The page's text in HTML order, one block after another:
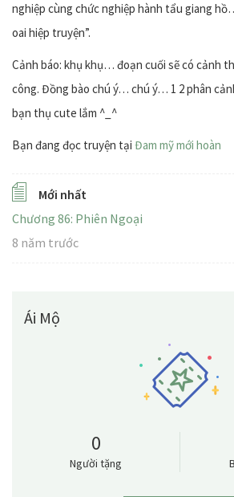
nghiệp cùng chức nghiệp hành tẩu giang
oai hiệp truyện”.
Cảnh báo: khụ khụ… đoạn cuối sẽ có cảnh
công. Đồng bào chú ý… chú ý… 1 2 phân
bạn thụ cute lắm ^_^
Bạn đang đọc truyện tại Đam mỹ mới hoàn
Mới nhất
Chương 86: Phiên Ngoại
8 năm trước
Ái Mộ
0
Người tặng